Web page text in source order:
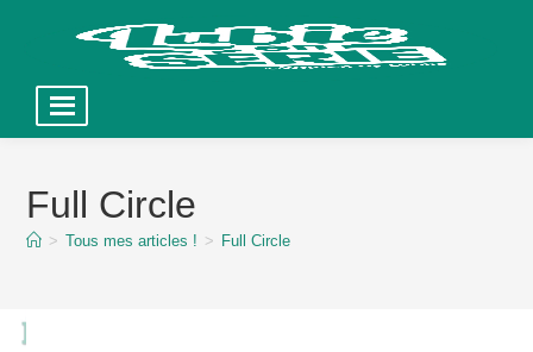
contentFull Circle
> Tous mes articles ! > Full Circle